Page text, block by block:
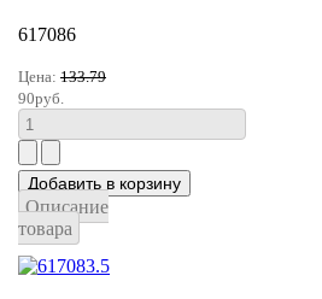
617086
Цена: 133.79
90руб.
Описание
товара